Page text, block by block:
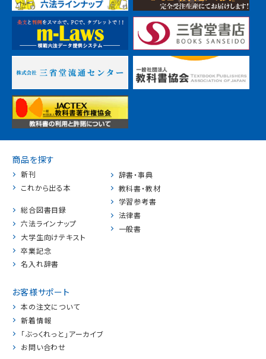
商品を探す
新刊
これから出る本
総合図書目録
六法ラインナップ
大学生向けテキスト
卒業記念
名入れ辞書
辞書・事典
教科書・教材
学習参考書
法律書
一般書
お客様サポート
本の注文について
新着情報
「ぶっくれっと」アーカイブ
お問い合わせ